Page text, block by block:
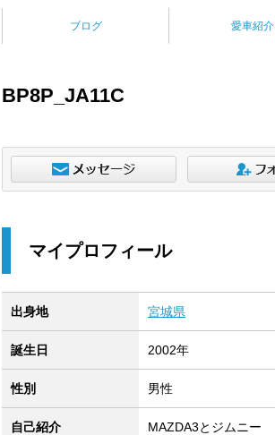
ブログ 愛車紹介
BP8P_JA11C
マイプロフィール
出身地 宮城県
誕生日 2002年
性別 男性
自己紹介 MAZDA3とジムニー